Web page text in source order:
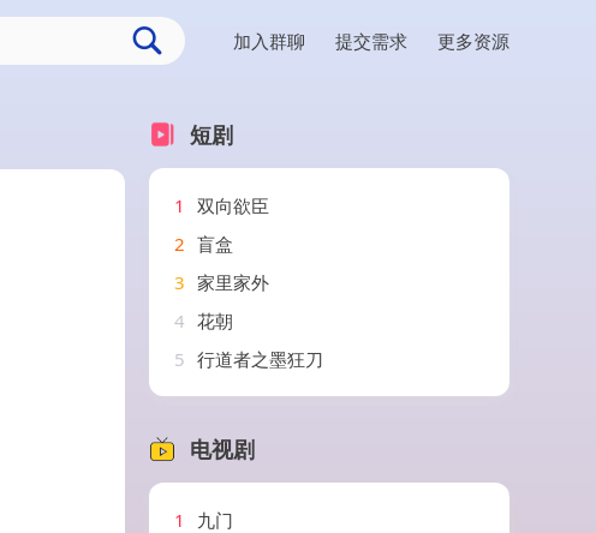
加入群聊 提交需求 更多资源
短剧
1
双向欲臣
2 盲盒
3 家里家外
4 花朝
5 行道者之墨狂刀
电视剧
1
九门